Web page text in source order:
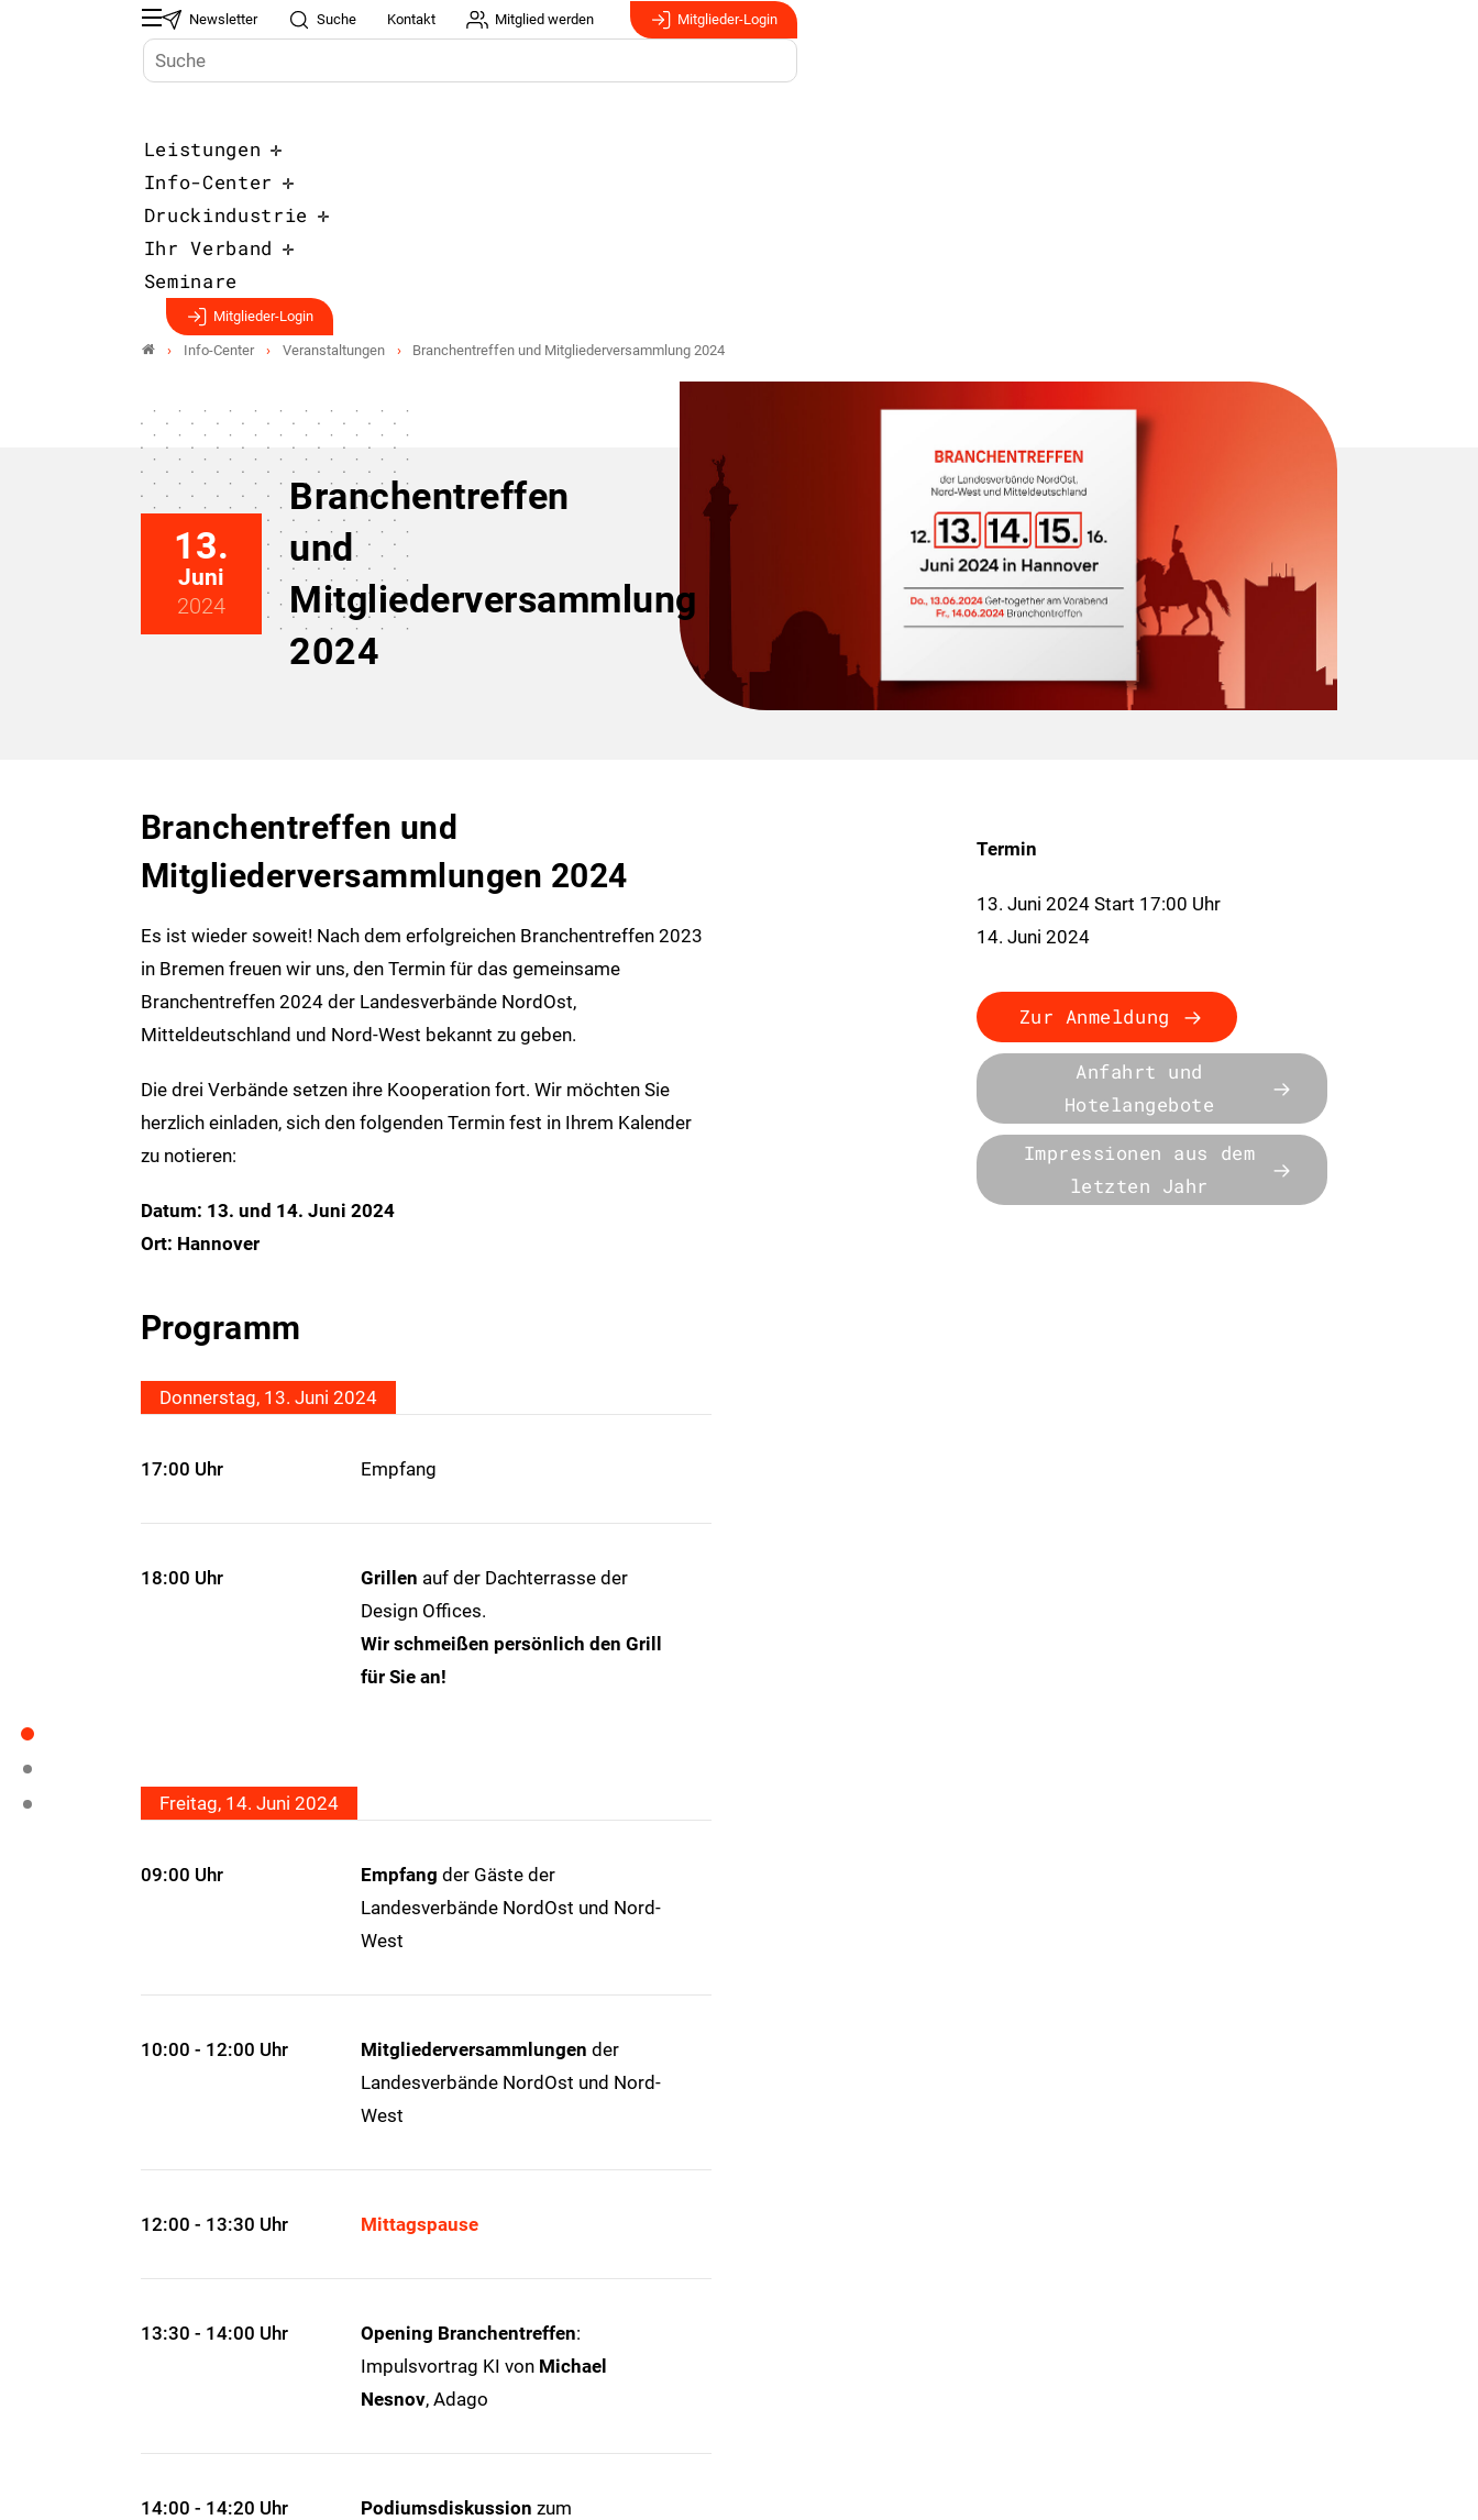
Newsletter Suche Kontakt Mitglied werden Mitglieder-Login
Leistungen
Info-Center
Druckindustrie
Ihr Verband
Seminare
Mitglieder-Login
Info-Center Veranstaltungen Branchentreffen und Mitgliederversammlung 2024
13.
Juni
2024
Branchentreffen
und
Mitgliederversammlung
2024
Branchentreffen und
Mitgliederversammlungen 2024
Es ist wieder soweit! Nach dem erfolgreichen Branchentreffen 2023
in Bremen freuen wir uns, den Termin für das gemeinsame
Branchentreffen 2024 der Landesverbände NordOst,
Mitteldeutschland und Nord-West bekannt zu geben.
Die drei Verbände setzen ihre Kooperation fort. Wir möchten Sie
herzlich einladen, sich den folgenden Termin fest in Ihrem Kalender
zu notieren:
Datum: 13. und 14. Juni 2024
Ort: Hannover
Programm
Donnerstag, 13. Juni 2024
17:00 Uhr Empfang
18:00 Uhr Grillen auf der Dachterrasse der
Design Offices.
Wir schmeißen persönlich den Grill
für Sie an!
Freitag, 14. Juni 2024
09:00 Uhr Empfang der Gäste der
Landesverbände NordOst und Nord-
West
10:00 - 12:00 Uhr Mitgliederversammlungen der
Landesverbände NordOst und Nord-
West
12:00 - 13:30 Uhr Mittagspause
13:30 - 14:00 Uhr Opening Branchentreffen:
Impulsvortrag KI von Michael
Nesnov, Adago
14:00 - 14:20 Uhr Podiumsdiskussion zum
Termin
13. Juni 2024 Start 17:00 Uhr
14. Juni 2024
Zur Anmeldung
Anfahrt und
Hotelangebote
Impressionen aus dem
letzten Jahr